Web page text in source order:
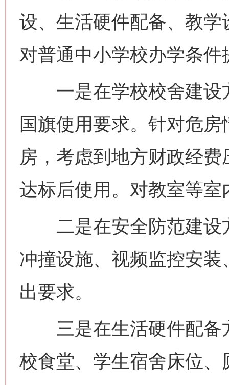
设、生活硬件配备、教
对普通中小学校办学条
一是在学校校舍建设
国旗使用要求。针对危
房，考虑到地方财政经
达标后使用。对教室等
二是在安全防范建设
冲撞设施、视频监控安
出要求。
三是在生活硬件配备
校食堂、学生宿舍床位